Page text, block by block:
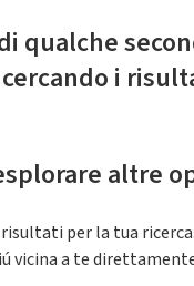
qualche
i
altre
per la tua
vicina a te